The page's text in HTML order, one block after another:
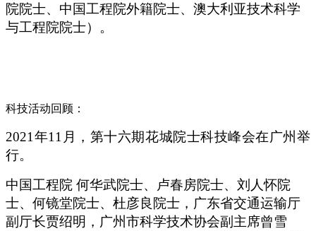
院院士、中国工程院外籍院士、澳大利亚技术科学
与工程院院士）。
科技活动回顾：
2021 年11月，第十六期花城院士科技峰会在广州举
行。
中国工程院 何华武院士、卢春房院士、刘人怀院
士、何镜堂院士、杜彦良院士，广东省交通运输厅
副厅长贾绍明，广州市科学技术协会副主席曾雪